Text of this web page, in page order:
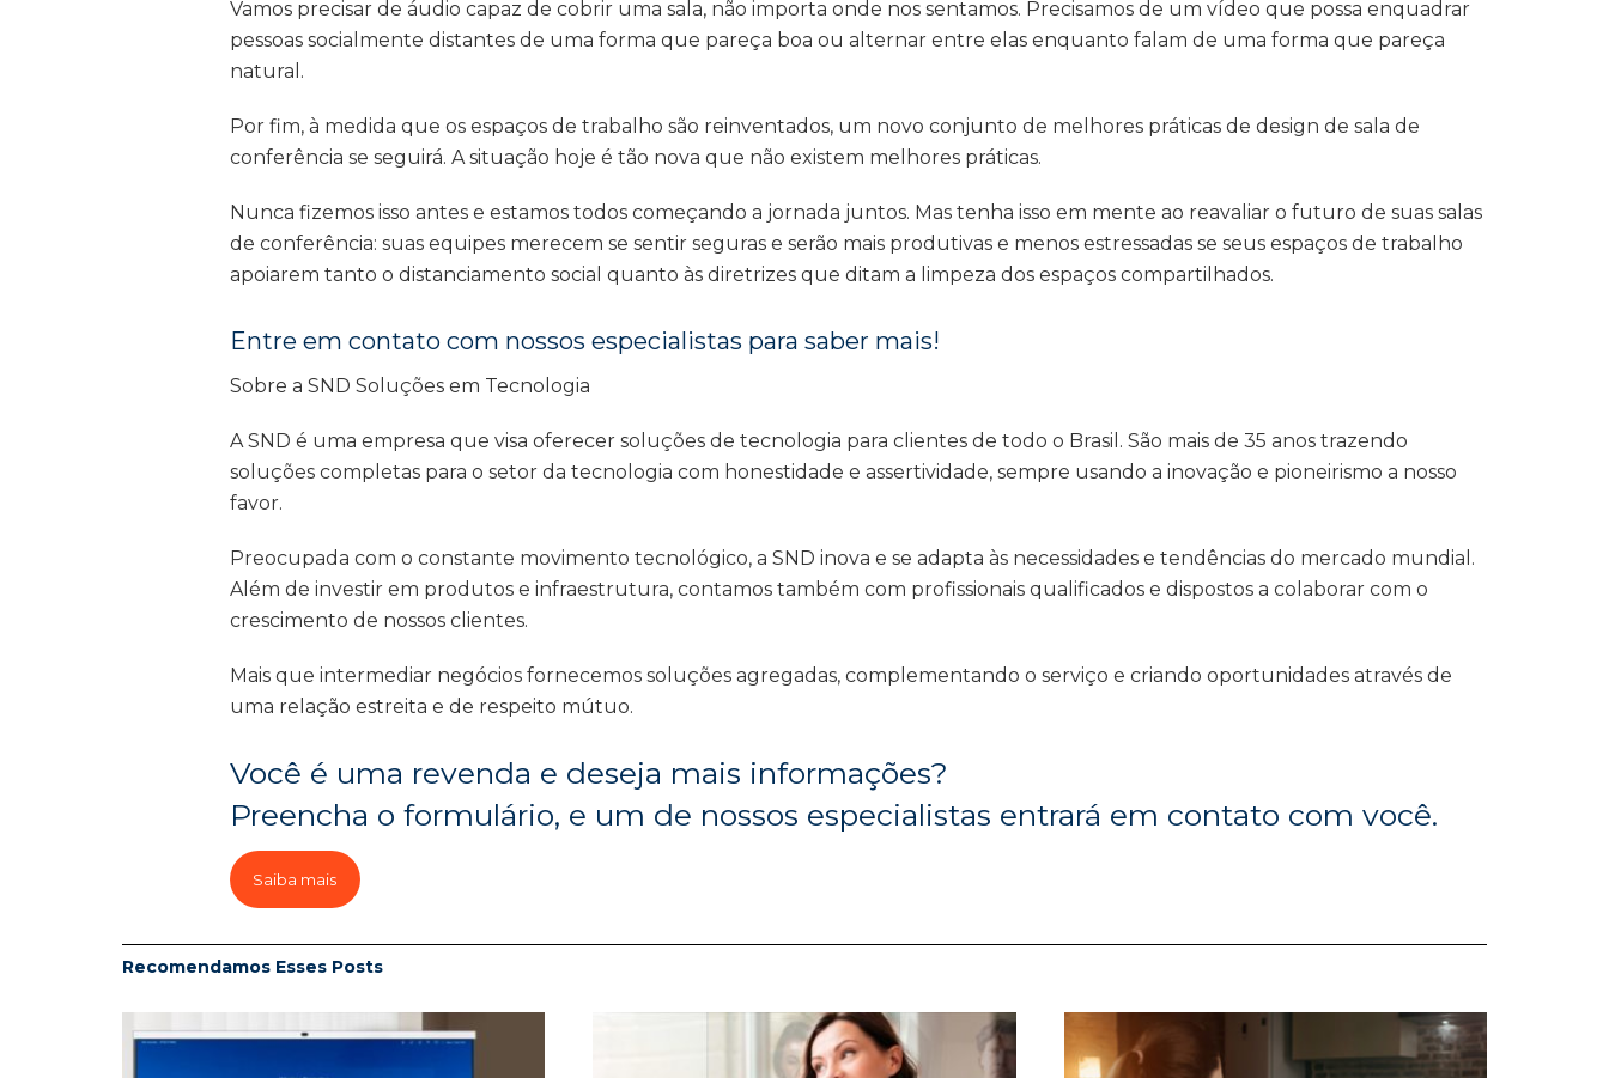
Vamos precisar de áudio capaz de cobrir uma sala, não importa onde nos sentamos. Precisamos de um vídeo que possa enquadrar
pessoas socialmente distantes de uma forma que pareça boa ou alternar entre elas enquanto falam de uma forma que pareça
natural.
Por fim, à medida que os espaços de trabalho são reinventados, um novo conjunto de melhores práticas de design de sala de
conferência se seguirá. A situação hoje é tão nova que não existem melhores práticas.
Nunca fizemos isso antes e estamos todos começando a jornada juntos. Mas tenha isso em mente ao reavaliar o futuro de suas salas
de conferência: suas equipes merecem se sentir seguras e serão mais produtivas e menos estressadas se seus espaços de trabalho
apoiarem tanto o distanciamento social quanto às diretrizes que ditam a limpeza dos espaços compartilhados.
Entre em contato com nossos especialistas para saber mais!
Sobre a SND Soluções em Tecnologia
A SND é uma empresa que visa oferecer soluções de tecnologia para clientes de todo o Brasil. São mais de 35 anos trazendo
soluções completas para o setor da tecnologia com honestidade e assertividade, sempre usando a inovação e pioneirismo a nosso
favor.
Preocupada com o constante movimento tecnológico, a SND inova e se adapta às necessidades e tendências do mercado mundial.
Além de investir em produtos e infraestrutura, contamos também com profissionais qualificados e dispostos a colaborar com o
crescimento de nossos clientes.
Mais que intermediar negócios fornecemos soluções agregadas, complementando o serviço e criando oportunidades através de
uma relação estreita e de respeito mútuo.
Você é uma revenda e deseja mais informações?
Preencha o formulário, e um de nossos especialistas entrará em contato com você.
Saiba mais
Recomendamos Esses Posts